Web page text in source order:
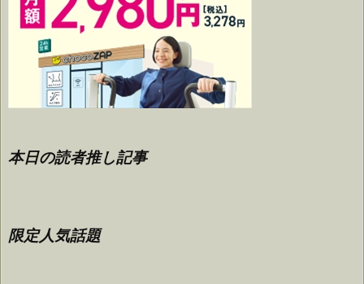
本日の読者推し記事
限定人気話題